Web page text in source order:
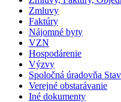
Zmluvy
Faktúry
Nájomné byty
VZN
Hospodárenie
Výzvy
Spoločná úradovňa
Verejné obstarávanie
Iné dokumenty